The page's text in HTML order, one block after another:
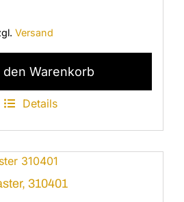
Versand
den Warenkorb
Details
310401